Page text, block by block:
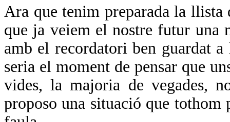
Ara que tenim preparada la llista
que ja veiem el nostre futur una
amb el recordatori ben guardat
seria el moment de pensar que
vides, la majoria de vegades,
proposo una situació que